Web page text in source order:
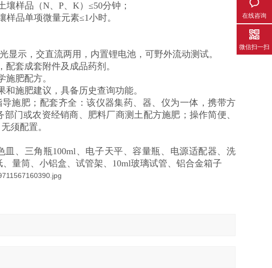
样品（N、P、K）≤50分钟；
品单项微量元素≤1小时。
显示，交直流两用，内置锂电池，可野外流动测试。
套成套附件及成品药剂。
肥配方。
施肥建议，具备历史查询功能。
施肥；配套齐全：该仪器集药、器、仪为一体，携带方
门或农资经销商、肥料厂商测土配方施肥；操作简便、
须配置。
、三角瓶100ml、电子天平、容量瓶、电源适配器、洗
量筒、小铝盒、试管架、10ml玻璃试管、铝合金箱子
在线咨询
微信扫一扫